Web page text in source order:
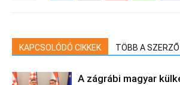
KAPCSOLÓDÓ CIKKEK TÖBB A
A zágrábi magyar